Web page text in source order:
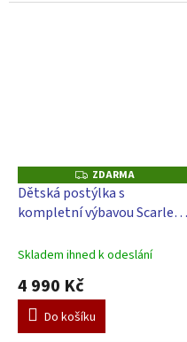
Z
D
A
R
M
ZDARMA
Dětská postýlka s
kompletní výbavou Scarlett
Skladem ihned k odeslání
4 990 Kč
Do košíku